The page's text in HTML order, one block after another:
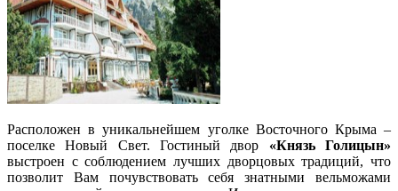
Расположен в уникальнейшем уголке Восточного Крыма –
поселке Новый Свет. Гостиный двор «Князь Голицын»
выстроен с соблюдением лучших дворцовых традиций, что
позволит Вам почувствовать себя знатными вельможами